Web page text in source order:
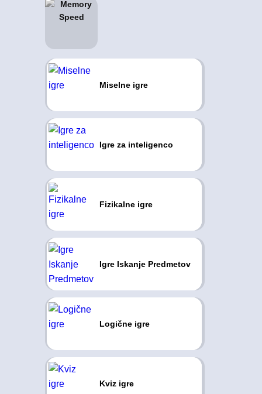
Miselne igre
Igre za inteligenco
Fizikalne igre
Igre Iskanje Predmetov
Logične igre
Kviz igre